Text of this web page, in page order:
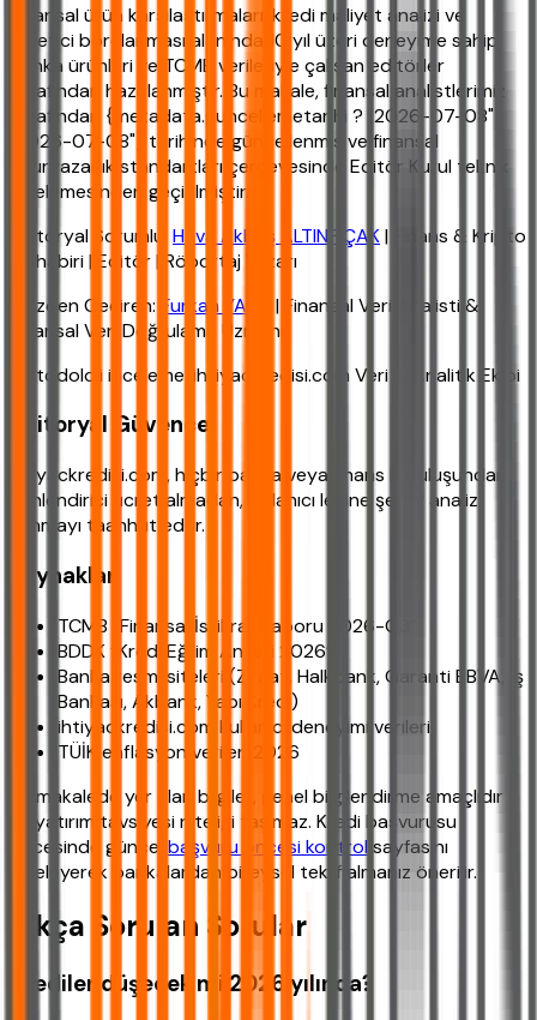
Finansal ürün karşılaştırmaları, kredi maliyet analizi ve
tüketici borçlanması alanında 10 yıl üzeri deneyime sahip,
banka ürünleri ve TCMB verileriyle çalışan editörler
tarafından hazırlanmıştır. Bu makale, finansal analistlerimiz
tarafından {metadata.guncellemetarihi ? "2026-07-08" :
"2026-07-08"} tarihinde güncellenmiş ve finansal
okuryazarlık standartları çerçevesinde Editör Kurul teknik
incelemesinden geçirilmiştir.
Editoryal Sorumlu: Hava Akbaş ALTINPIÇAK| Finans & Kripto
Muhabiri | Editör | Röportaj Yazarı
Gözden Geçiren: Furkan YAKA
| Finansal Veri Analisti &
Finansal Veri Doğrulama Uzmanı
Metodoloji inceleme: ihtiyackredisi.com Veri & Analitik Ekibi
Editoryal Güvence
ihtiyackredisi.com, hiçbir banka veya finans kuruluşundan
yönlendirici ücret almadan, kullanıcı lehine şeffaf analiz
sunmayı taahhüt eder.
Kaynaklar
TCMB “Finansal İstikrar Raporu 2026-Q3”
BDDK “Kredi Eğilim Anketi 2026”
Banka resmi siteleri (Ziraat, Halkbank, Garanti BBVA, İş
Bankası, Akbank, Yapı Kredi)
ihtiyackredisi.com kullanıcı deneyimi verileri
TÜİK enflasyon verileri 2026
Bu makalede yer alan bilgiler, genel bilgilendirme amaçlıdır
ve yatırım tavsiyesi niteliği taşımaz. Kredi başvurusu
öncesinde güncel başvuru öncesi kontrol sayfasını
inceleyerek bankalardan bireysel teklif almanız önerilir.
Sıkça Sorulan Sorular
Krediler düşecek mi 2026 yılında?